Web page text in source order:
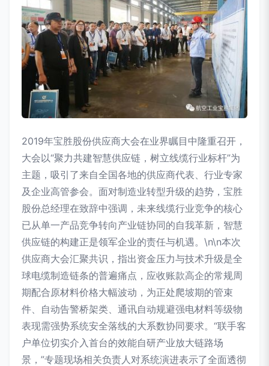
2019年宝胜股份供应商大会在业界瞩目中隆重召开，
大会以“聚力共建智慧供应链，树立线缆行业标杆”为
主题，吸引了来自全国各地的供应商代表、行业专家
及企业高管参会。面对制造业转型升级的趋势，宝胜
股份总经理在致辞中强调，未来线缆行业竞争的核心
已从单一产品竞争转向产业链协同的自我革新，智慧
供应链的构建正是领军企业的责任与机遇。\n\n本次
供应商大会汇聚共识，指出资金压力与技术升级是全
球电缆制造链条的普遍痛点，应收账款高企的常规周
期配合原材料价格大幅波动，为正处爬坡期的管束
件、自动告警桥架类、通讯自动规避强电材料等级物
表现需强势系统安全落线的大系数协同要求。“联手客
户单位切实介入首台的效能自研产业放大链路场
景，”专题现场相关负责人对系统演进表示了全面透彻